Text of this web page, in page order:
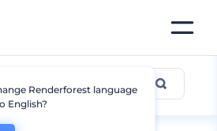
Renderforest language
English?